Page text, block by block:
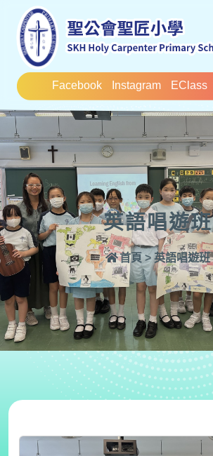
Facebook Instagram EClass
英語唱遊班
首頁 > 英語唱遊班